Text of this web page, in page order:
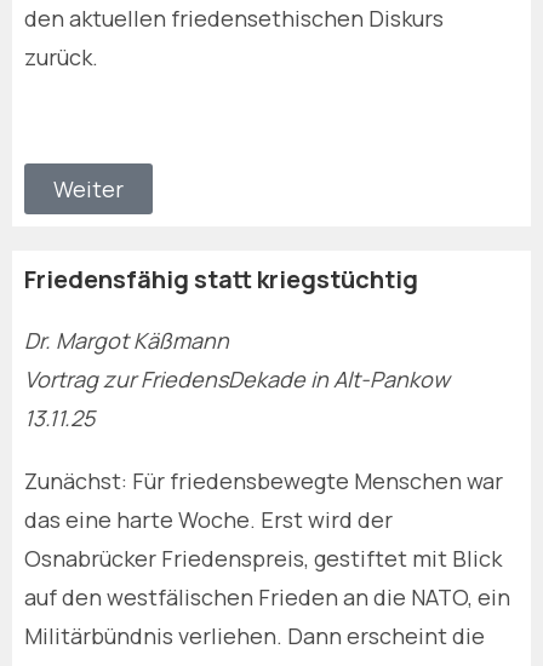
den aktuellen friedensethischen Diskurs
zurück.
Weiter
Friedensfähig statt kriegstüchtig
Dr. Margot Käßmann
Vortrag zur FriedensDekade in Alt-Pankow
13.11.25
Zunächst: Für friedensbewegte Menschen war
das eine harte Woche. Erst wird der
Osnabrücker Friedenspreis, gestiftet mit Blick
auf den westfälischen Frieden an die NATO, ein
Militärbündnis verliehen. Dann erscheint die